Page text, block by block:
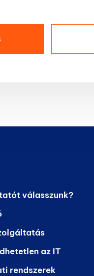
válasszunk?
az IT
rendszerek